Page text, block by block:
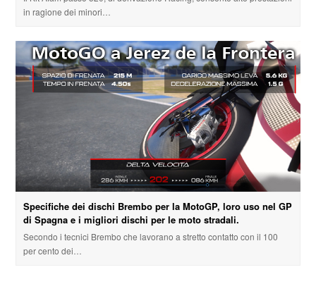
in ragione dei minori…
Specifiche dei dischi Brembo per la MotoGP, loro uso nel GP
di Spagna e i migliori dischi per le moto stradali.
Secondo i tecnici Brembo che lavorano a stretto contatto con il 100
per cento dei…